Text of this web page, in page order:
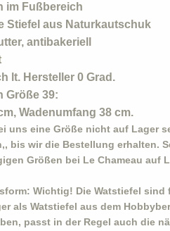
im Fußbereich
Stiefel aus Naturkautschuk
antibakeriell
lt. Hersteller 0 Grad.
Größe 39:
Wadenumfang 38 cm.
uns eine Größe nicht auf Lager
bis wir die Bestellung erhalten.
Größen bei Le Chameau auf
Wichtig! Die Watstiefel sind
als Watstiefel aus dem
passt in der Regel auch die